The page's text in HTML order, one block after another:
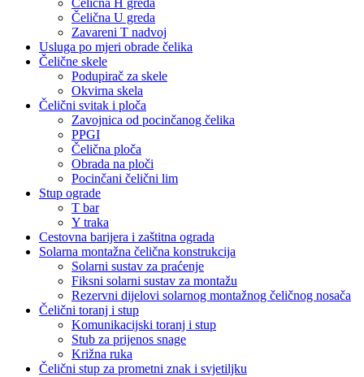
Čelična H greda
Čelična U greda
Zavareni T nadvoj
Usluga po mjeri obrade čelika
Čelične skele
Podupirač za skele
Okvirna skela
Čelični svitak i ploča
Zavojnica od pocinčanog čelika
PPGI
Čelična ploča
Obrada na ploči
Pocinčani čelični lim
Stup ograde
T bar
Y traka
Cestovna barijera i zaštitna ograda
Solarna montažna čelična konstrukcija
Solarni sustav za praćenje
Fiksni solarni sustav za montažu
Rezervni dijelovi solarnog montažnog čeličnog nosača
Čelični toranj i stup
Komunikacijski toranj i stup
Stub za prijenos snage
Križna ruka
Čelični stup za prometni znak i svjetiljku